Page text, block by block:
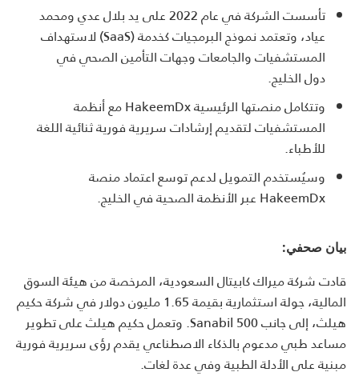
تأسست الشركة في عام 2022 على يد بلال عدي ومحمد
عياد، وتعتمد نموذج البرمجيات كخدمة (SaaS) لاستهداف
المستشفيات والجامعات وجهات التأمين الصحي في
دول الخليج.
وتتكامل منصتها الرئيسية HakeemDx مع أنظمة
المستشفيات لتقديم إرشادات سريرية فورية ثنائية اللغة
للأطباء.
وسيُستخدم التمويل لدعم توسع اعتماد منصة
HakeemDx عبر الأنظمة الصحية في الخليج.
بيان صحفي:
قادت شركة ميراك كابيتال السعودية، المرخصة من هيئة السوق
المالية، جولة استثمارية بقيمة 1.65 مليون دولار في شركة حكيم
هيلث، إلى جانب Sanabil 500. وتعمل حكيم هيلث على تطوير
مساعد طبي مدعوم بالذكاء الاصطناعي يقدم رؤى سريرية فورية
مبنية على الأدلة الطبية وفي عدة لغات.